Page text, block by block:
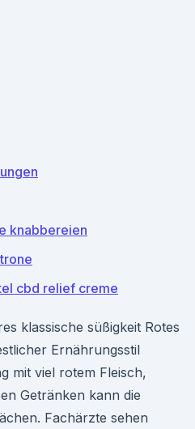
knabbereien
cbd relief creme
klassische süßigkeit Rotes
Ernährungsstil
mit viel rotem Fleisch,
Getränken kann die
Fachärzte sehen